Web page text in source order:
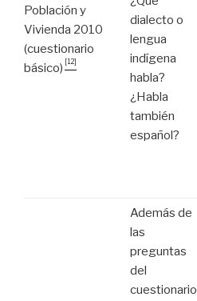
Población y
Vivienda 2010
(cuestionario
básico) [12]
dialecto o
lengua
indígena
habla?
¿Habla
también
español?
Además de
las
preguntas
del
cuestionario